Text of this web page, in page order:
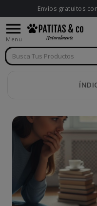
Envíos gratuitos

Menu